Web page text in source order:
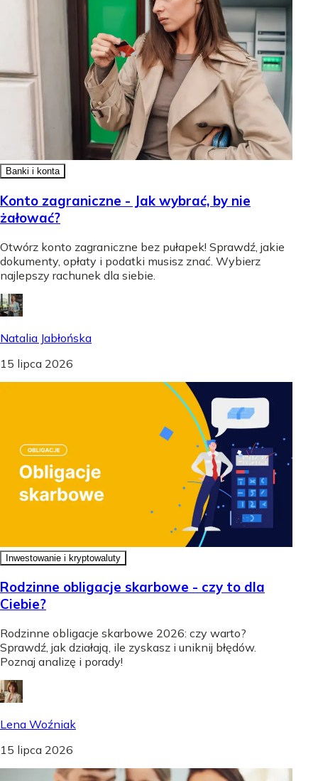
Banki i konta
Konto zagraniczne - Jak wybrać, by nie
żałować?
Otwórz konto zagraniczne bez pułapek! Sprawdź, jakie
dokumenty, opłaty i podatki musisz znać. Wybierz
najlepszy rachunek dla siebie.
Natalia Jabłońska
15 lipca 2026
Inwestowanie i kryptowaluty
Rodzinne obligacje skarbowe - czy to dla
Ciebie?
Rodzinne obligacje skarbowe 2026: czy warto?
Sprawdź, jak działają, ile zyskasz i uniknij błędów.
Poznaj analizę i porady!
Lena Woźniak
15 lipca 2026